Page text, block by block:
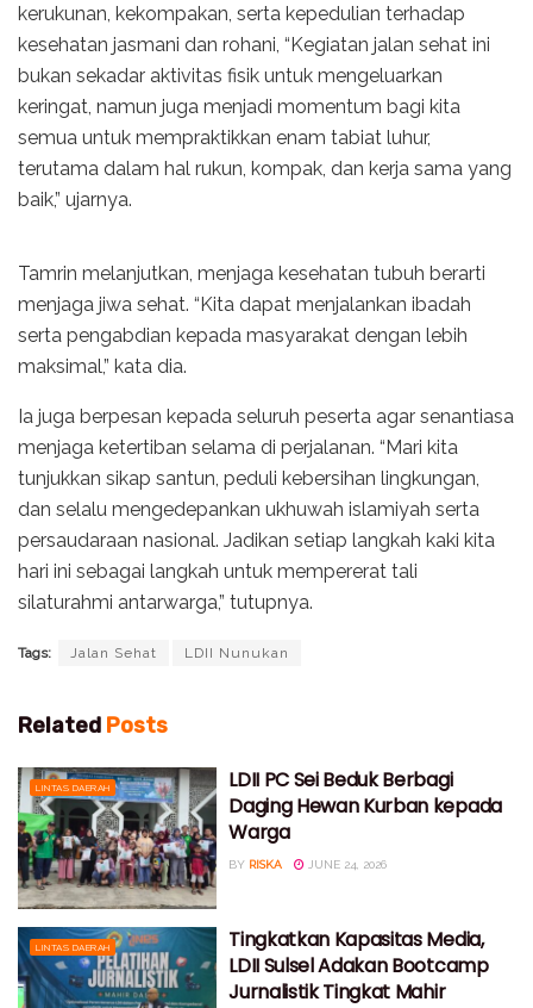
kerukunan, kekompakan, serta kepedulian terhadap
kesehatan jasmani dan rohani, “Kegiatan jalan sehat ini
bukan sekadar aktivitas fisik untuk mengeluarkan
keringat, namun juga menjadi momentum bagi kita
semua untuk mempraktikkan enam tabiat luhur,
terutama dalam hal rukun, kompak, dan kerja sama yang
baik,” ujarnya.
Tamrin melanjutkan, menjaga kesehatan tubuh berarti
menjaga jiwa sehat. “Kita dapat menjalankan ibadah
serta pengabdian kepada masyarakat dengan lebih
maksimal,” kata dia.
Ia juga berpesan kepada seluruh peserta agar senantiasa
menjaga ketertiban selama di perjalanan. “Mari kita
tunjukkan sikap santun, peduli kebersihan lingkungan,
dan selalu mengedepankan ukhuwah islamiyah serta
persaudaraan nasional. Jadikan setiap langkah kaki kita
hari ini sebagai langkah untuk mempererat tali
silaturahmi antarwarga,” tutupnya.
Tags: Jalan Sehat LDII Nunukan
Related Posts
LINTAS DAERAH
LDII PC Sei Beduk Berbagi
Daging Hewan Kurban kepada
Warga
BY RISKA JUNE 24, 2026
LINTAS DAERAH
Tingkatkan Kapasitas Media,
LDII Sulsel Adakan Bootcamp
Jurnalistik Tingkat Mahir